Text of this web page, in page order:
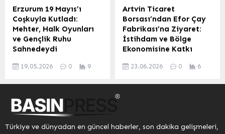
Plazaya Gazetecilik”i
imzalayacak. Gazeteciliğe
Ankara’nın Rüzgârlı
Sokağı’nda başlayan ve
medyanın plazalara
taşınan dönüşümüne
tanıklık eden Erkılıç’ın
medyadan dijitalleşmeye
adeta nefesleri kesti. O
anlar, bir evin güvenlik
kamerasına saniye saniye
yansıdı. Tilkinin Kanlı Planı
ve Horozun Ani
Köyü’nde...
Erzurum 19 Mayıs’ı
Coşkuyla Kutladı:
Mehter, Halk Oyunları
ve Gençlik Ruhu
Sahnedeydi
Atatürk’ü Anma, Gençlik ve
Erzurum Gençlik ve Spor İl
Müdürlüğü tarafından
bir katılımla gerçekleşti.
19.05.2026 0 9
Artvin Ticaret
Borsası’ndan Efor Çay
Fabrikası’na Ziyaret:
İstihdam ve Bölge
Ekonomisine Katkı
Artvin Ticaret Borsası
Çay Fabrikası’nı ziyaret
23.06.2026 0 6
Türkiye ve dünyadan en güncel haberler, son dakika gelişmeleri,